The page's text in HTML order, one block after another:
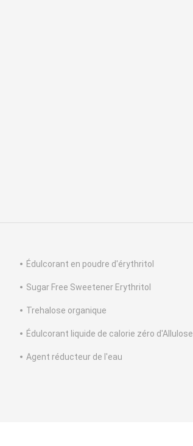
Édulcorant en poudre d'érythritol
Sugar Free Sweetener Erythritol
Trehalose organique
Édulcorant liquide de calorie zéro d'Allulose
Agent réducteur de l'eau